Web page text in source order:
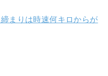
まりは時速何キロからが